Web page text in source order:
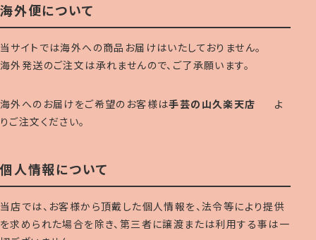
海外便について
当サイトでは海外への商品お届けはいたしておりません。
海外発送のご注文は承れませんので、ご了承願います。
海外へのお届けをご希望のお客様は手芸の山久楽天店
よ
りご注文ください。
個人情報について
当店では、お客様から頂戴した個人情報を、法令等により提供
を求められた場合を除き、第三者に譲渡または利用する事は一